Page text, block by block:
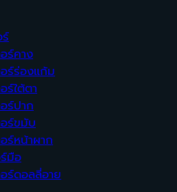
ร์
ร์คาง
ร์ร่องแก้ม
ร์ใต้ตา
ร์ปาก
ร์ขมับ
ร์หน้าผาก
มือ
ร์ดอลลี่อาย